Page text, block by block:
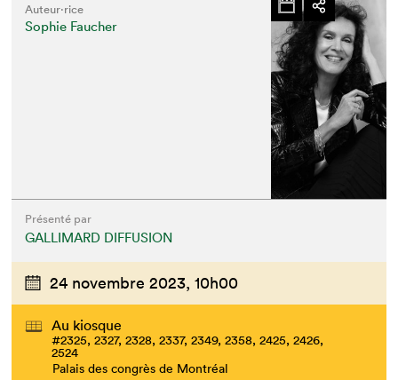
Auteur·rice
Sophie Faucher
Présenté par
GALLIMARD DIFFUSION
24 novembre 2023, 10h00
Au kiosque
#2325, 2327, 2328, 2337, 2349, 2358, 2425, 2426,
2524
Palais des congrès de Montréal